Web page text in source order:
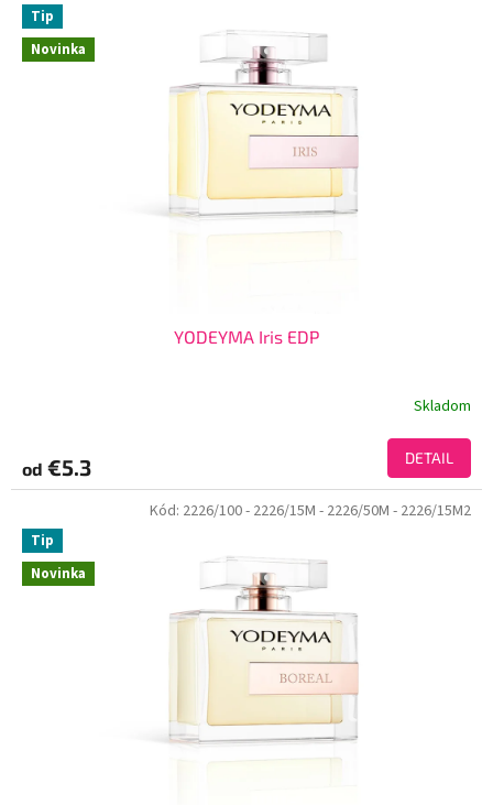
Novinka
Tip
YODEYMA Iris EDP
Skladom
od €5.3 DETAIL
Novinka
Tip
Kód: 2226/100- 2226/15M - 2226/50M - 2226/15M2